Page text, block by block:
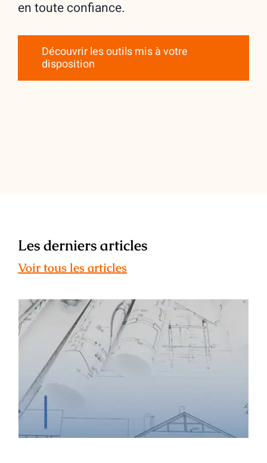
en toute confiance.
Découvrir les outils mis à votre
disposition
Les derniers articles
Voir tous les articles
ESAIL : témoignage de Léa Maunier –
ancienne étudiante, architecte